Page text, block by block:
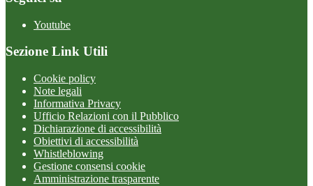
Youtube
Sezione Link Utili
Cookie policy
Note legali
Informativa Privacy
Ufficio Relazioni con il Pubblico
Dichiarazione di accessibilità
Obiettivi di accessibilità
Whistleblowing
Gestione consensi cookie
Amministrazione trasparente